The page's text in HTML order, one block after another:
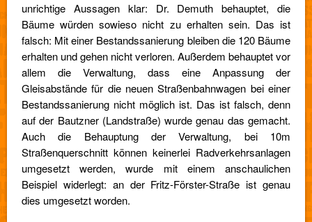
unrichtige Aussagen klar: Dr. Demuth behauptet, die
Bäume würden sowieso nicht zu erhalten sein. Das ist
falsch: Mit einer Bestandssanierung bleiben die 120 Bäume
erhalten und gehen nicht verloren. Außerdem behauptet vor
allem die Verwaltung, dass eine Anpassung der
Gleisabstände für die neuen Straßenbahnwagen bei einer
Bestandssanierung nicht möglich ist. Das ist falsch, denn
auf der Bautzner (Landstraße) wurde genau das gemacht.
Auch die Behauptung der Verwaltung, bei 10m
Straßenquerschnitt können keinerlei Radverkehrsanlagen
umgesetzt werden, wurde mit einem anschaulichen
Beispiel widerlegt: an der Fritz-Förster-Straße ist genau
dies umgesetzt worden.